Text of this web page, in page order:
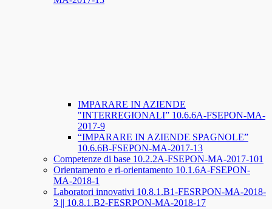
IMPARARE IN AZIENDE
"INTERREGIONALI” 10.6.6A-FSEPON-MA-
2017-9
“IMPARARE IN AZIENDE SPAGNOLE”
10.6.6B-FSEPON-MA-2017-13
Competenze di base 10.2.2A-FSEPON-MA-2017-101
Orientamento e ri-orientamento 10.1.6A-FSEPON-
MA-2018-1
Laboratori innovativi 10.8.1.B1-FESRPON-MA-2018-
3 || 10.8.1.B2-FESRPON-MA-2018-17